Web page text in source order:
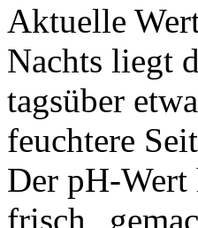
Aktuelle
Nachts liegt
tagsüber
feuchtere
Der pH-Wert
frisch